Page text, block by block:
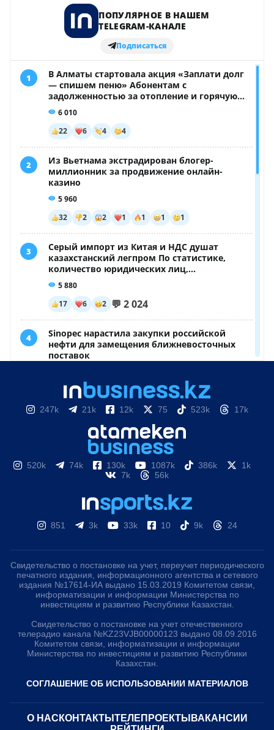
247k 21k 12k 75 523k 17k
520k 74k 130k 1087k 386k
1k
7k
56k
851 3k 33k 10 9k 24
Свидетельство о постановке на учет, переучет периодического
печатного издания, информационного агентства и сетевого
издания №17614-ИА выдано 15.03.2019 Комитетом связи,
информатизации и информации Министерства по
инвестициям и развитию Республики Казахстан.
Свидетельство о постановке на учет отечественного
телерадио канала №KZ23VJB00000123 выдано 08.09.2016
Комитетом связи, информатизации и информации
Министерства по инвестициям и развитию Республики
Казахстан.
СОГЛАШЕНИЕ ОБ ИСПОЛЬЗОВАНИИ МАТЕРИАЛОВ
О НАС КОНТАКТЫ ТЕЛЕПРОЕКТЫ ВАКАНСИИ